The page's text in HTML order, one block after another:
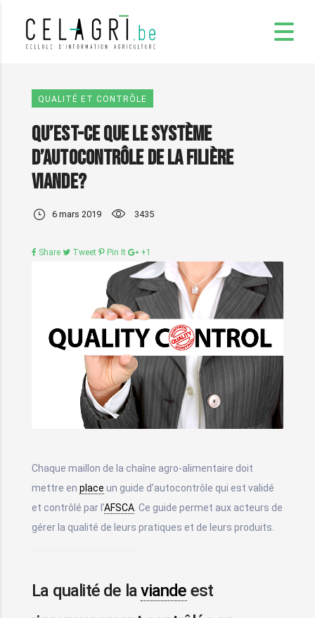
QUALITÉ ET CONTRÔLE
Qu’est-ce que le système
d’autocontrôle de la filière
viande?
6 mars 2019 3435
Share Tweet Pin It +1
Chaque maillon de la chaîne agro-alimentaire doit
mettre en place un guide d’autocontrôle qui est validé
et contrôlé par l’AFSCA . Ce guide permet aux acteurs de
gérer la qualité de leurs pratiques et de leurs produits.
La qualité de laviande est